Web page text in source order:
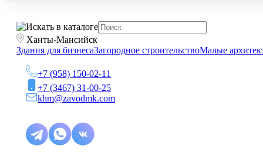
Ханты-Мансийск
Здания для бизнесаЗагородное строительствоМалые
+7 (958) 150-02-11
+7 (3467) 31-00-25
khm@zavodmk.com